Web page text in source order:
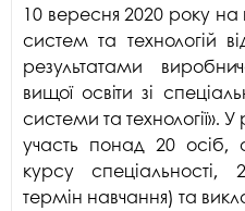
10 вересня 2020 року
систем та технологій
результатами
вищої освіти зі
системи та технології».
участь понад 20 осіб,
курсу спеціальності,
термін навчання) та